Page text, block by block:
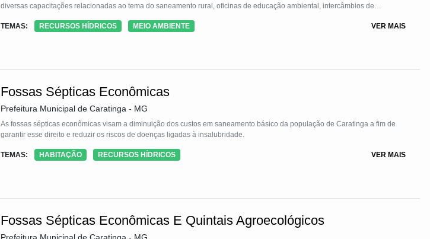
diversas capacitações relacionadas ao tema do saneamento rural, oficinas de educação ambiental, intercâmbios de
integrativas, sendo os trabalhos realizados nas comunidades rurais em esquema de mutirão.
TEMAS: RECURSOS HÍDRICOS MEIO AMBIENTE VER MAIS
Fossas Sépticas Econômicas
Prefeitura Municipal de Caratinga - MG
As fossas sépticas econômicas visam a diminuição dos custos em saneamento básico da população de Caratinga a fim de
garantir esse direito e reduzir os riscos de doenças ligadas à insalubridade.
TEMAS: HABITAÇÃO RECURSOS HÍDRICOS VER MAIS
Fossas Sépticas Econômicas E Quintais Agroecológicos